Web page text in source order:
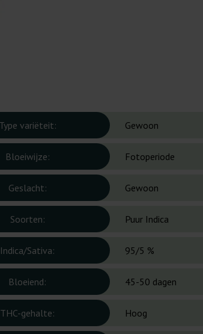
Type variëteit: Gewoon
Bloeiwijze: Fotoperiode
Geslacht: Gewoon
Soorten: Puur Indica
Indica/Sativa: 95/5 %
Bloeiend: 45-50 dagen
THC-gehalte: Hoog